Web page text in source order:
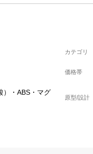
カテゴリ
価格帯
）・ABS・マグ
原型/設計